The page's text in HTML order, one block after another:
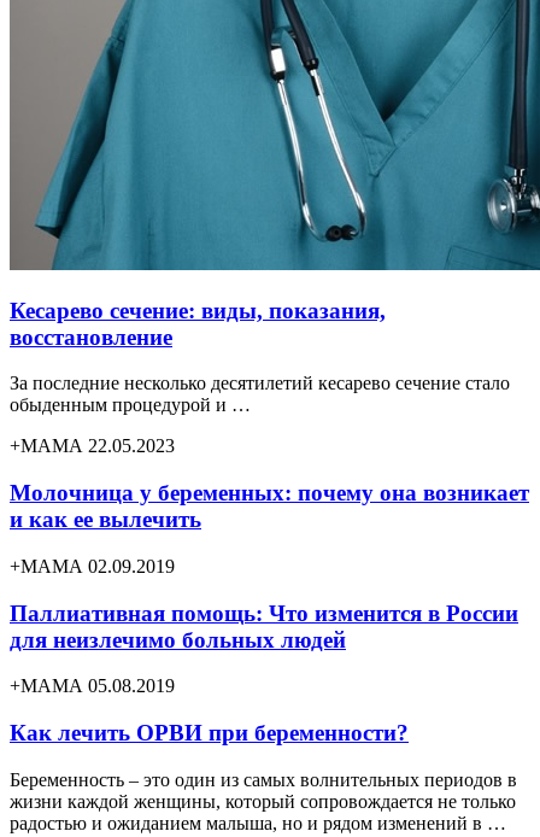
Кесарево сечение: виды, показания,
восстановление
За последние несколько десятилетий кесарево сечение стало
обыденным процедурой и …
+МАМА 22.05.2023
Молочница у беременных: почему она возникает
и как ее вылечить
+МАМА 02.09.2019
Паллиативная помощь: Что изменится в России
для неизлечимо больных людей
+МАМА 05.08.2019
Как лечить ОРВИ при беременности?
Беременность – это один из самых волнительных периодов в
жизни каждой женщины, который сопровождается не только
радостью и ожиданием малыша, но и рядом изменений в …